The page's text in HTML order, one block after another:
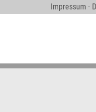
Impressum ·